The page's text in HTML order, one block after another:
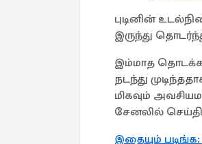
புடினின்
இருந்து
இம்மாத
நடந்து
மிகவும்
சேனலில்
இதையும்